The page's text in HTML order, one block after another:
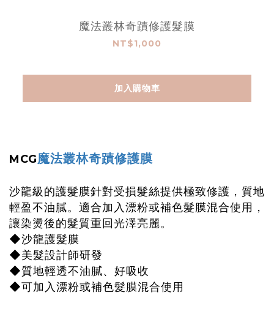
魔法叢林奇蹟修護髮膜
NT$1,000
加入購物車
MCG魔法叢林奇蹟修護膜
沙龍級的護髮膜針對受損髮絲提供極致修護，質地
輕盈不油膩。適合加入漂粉或補色髮膜混合使用，
讓染燙後的髮質重回光澤亮麗。
◆沙龍護髮膜
◆美髮設計師研發
◆質地輕透不油膩、好吸收
◆可加入漂粉或補色髮膜混合使用